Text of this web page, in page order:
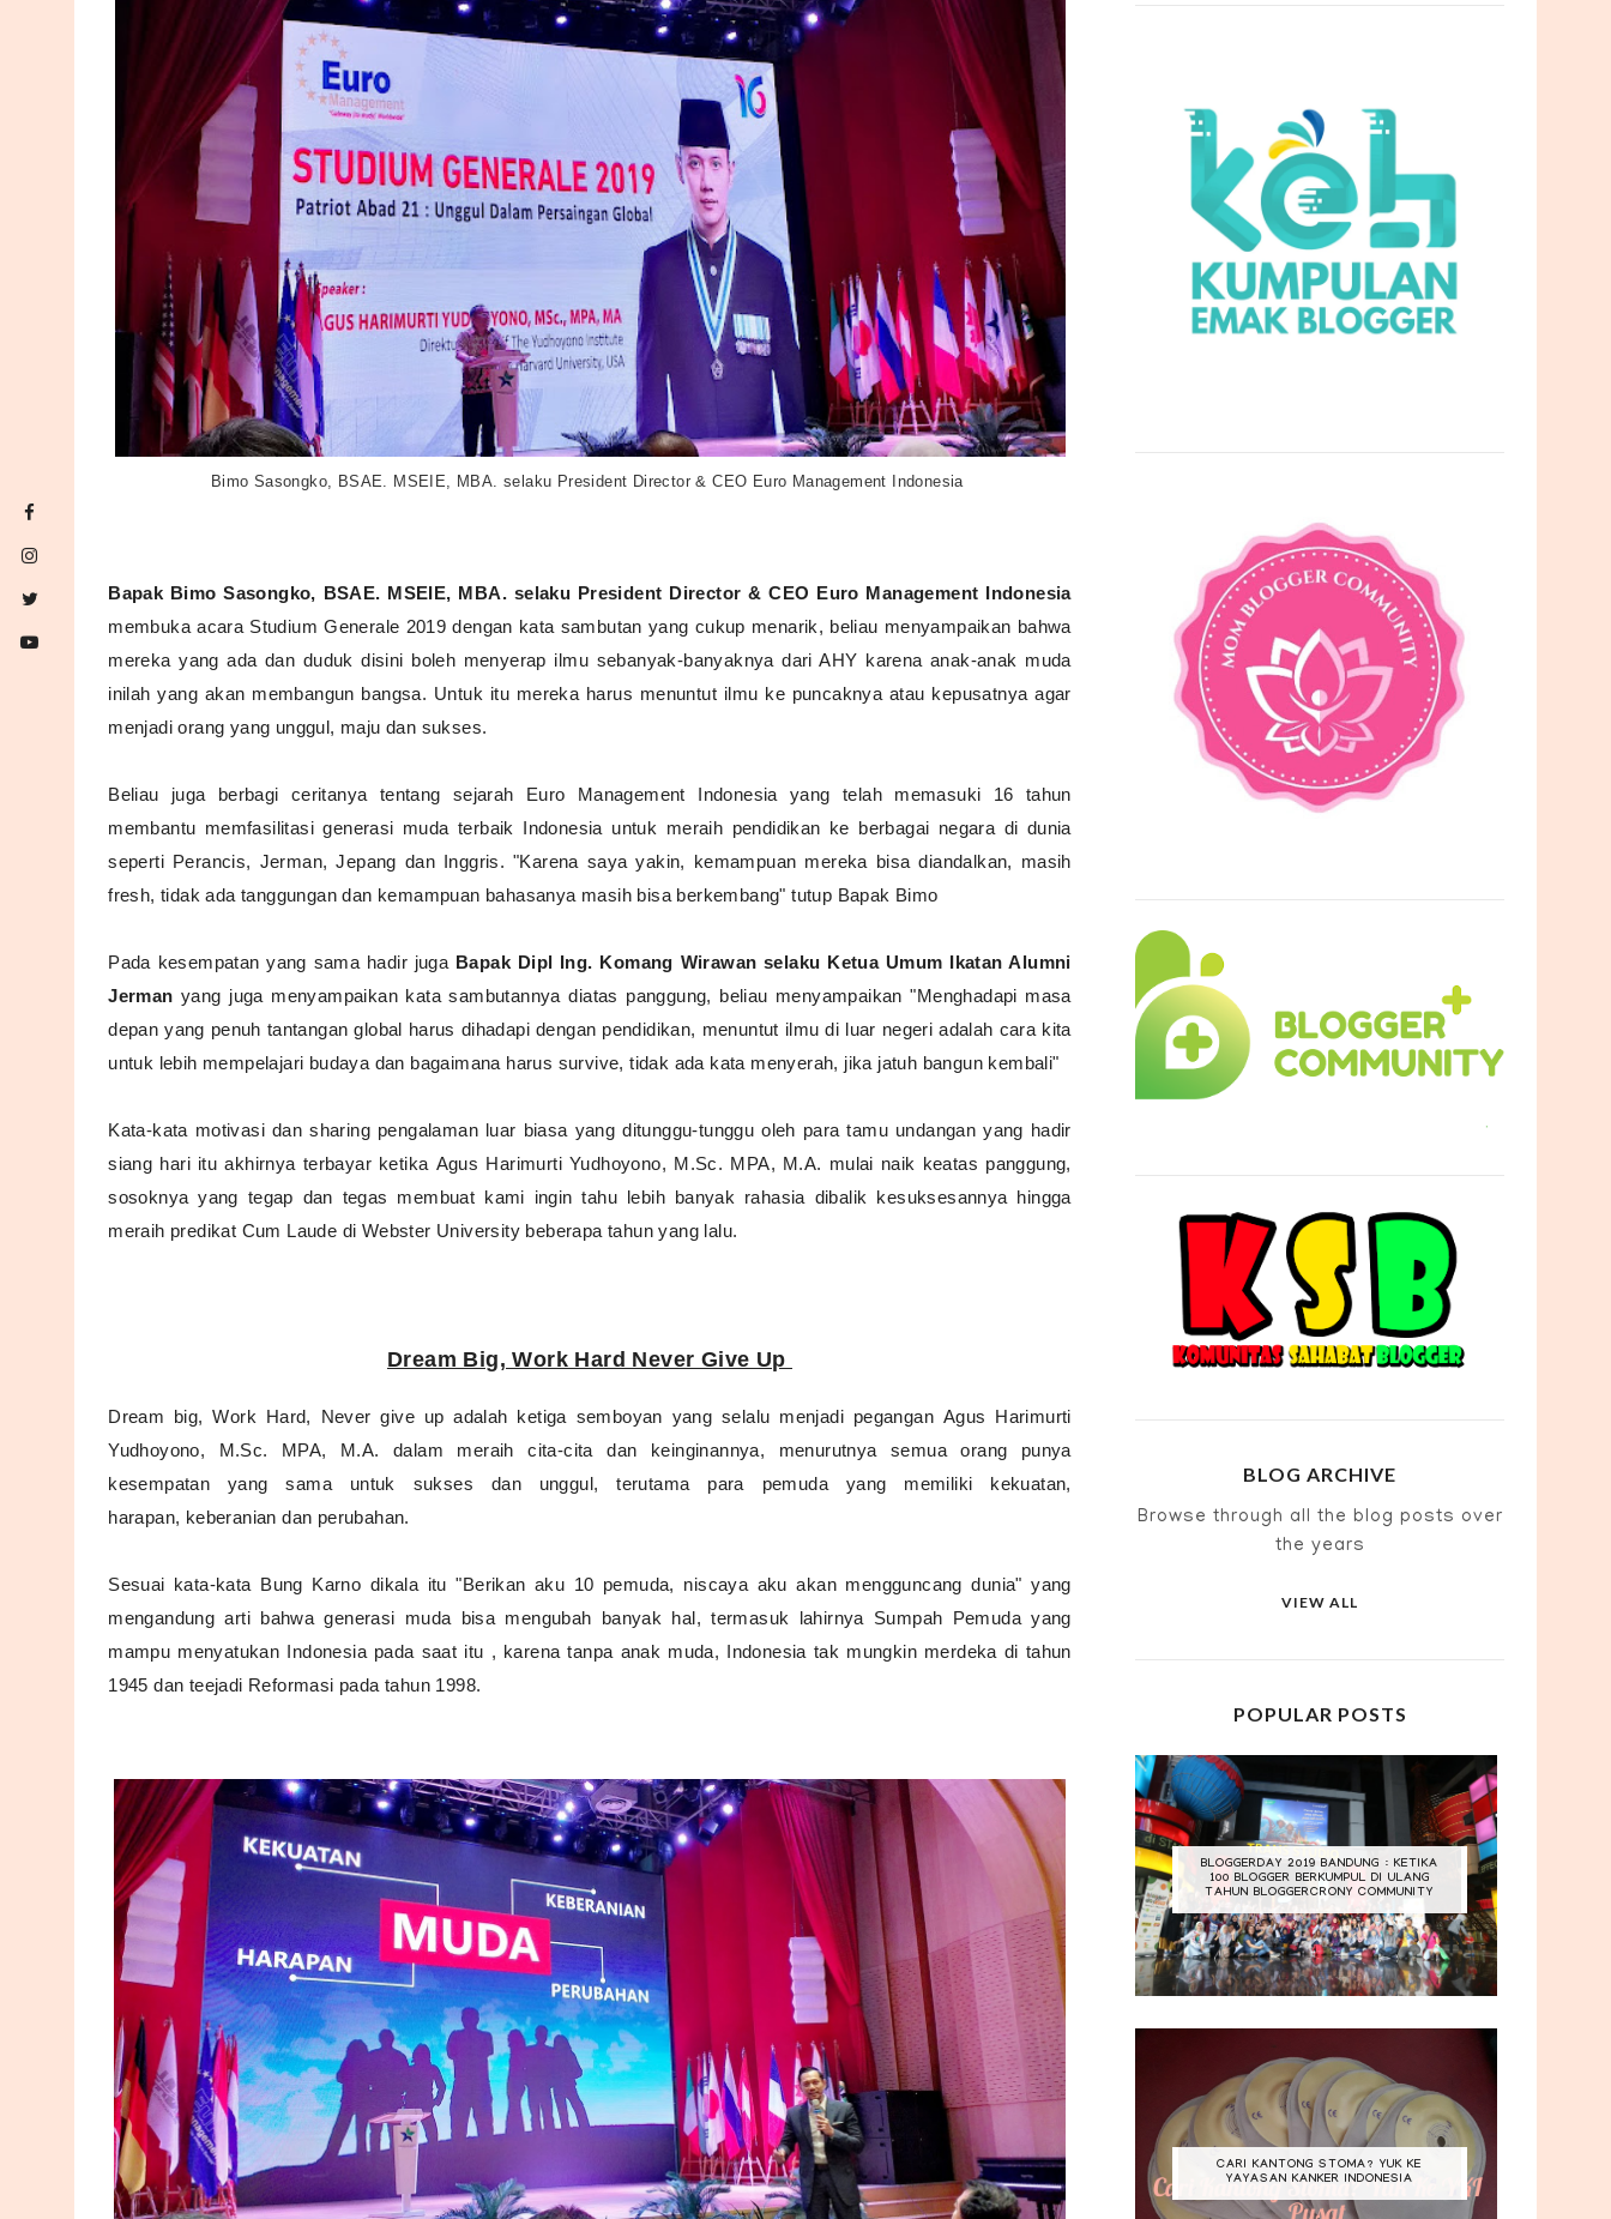
Bimo Sasongko, BSAE. MSEIE, MBA. selaku President Director & CEO Euro Management Indonesia
Bapak Bimo Sasongko, BSAE. MSEIE, MBA. selaku President Director & CEO Euro Management Indonesia
membuka acara Studium Generale 2019 dengan kata sambutan yang cukup menarik, beliau menyampaikan bahwa
mereka yang ada dan duduk disini boleh menyerap ilmu sebanyak-banyaknya dari AHY karena anak-anak muda
inilah yang akan membangun bangsa. Untuk itu mereka harus menuntut ilmu ke puncaknya atau kepusatnya agar
menjadi orang yang unggul, maju dan sukses.
Beliau juga berbagi ceritanya tentang sejarah Euro Management Indonesia yang telah memasuki 16 tahun
membantu memfasilitasi generasi muda terbaik Indonesia untuk meraih pendidikan ke berbagai negara di dunia
seperti Perancis, Jerman, Jepang dan Inggris. "Karena saya yakin, kemampuan mereka bisa diandalkan, masih
fresh, tidak ada tanggungan dan kemampuan bahasanya masih bisa berkembang" tutup Bapak Bimo
Pada kesempatan yang sama hadir juga Bapak Dipl Ing. Komang Wirawan selaku Ketua Umum Ikatan Alumni
Jermanyang juga menyampaikan kata sambutannya diatas panggung, beliau menyampaikan "Menghadapi masa
depan yang penuh tantangan global harus dihadapi dengan pendidikan, menuntut ilmu di luar negeri adalah cara kita
untuk lebih mempelajari budaya dan bagaimana harus survive, tidak ada kata menyerah, jika jatuh bangun kembali"
Kata-kata motivasi dan sharing pengalaman luar biasa yang ditunggu-tunggu oleh para tamu undangan yang hadir
siang hari itu akhirnya terbayar ketika Agus Harimurti Yudhoyono, M.Sc. MPA, M.A. mulai naik keatas panggung,
sosoknya yang tegap dan tegas membuat kami ingin tahu lebih banyak rahasia dibalik kesuksesannya hingga
meraih predikat Cum Laude di Webster University beberapa tahun yang lalu.
Dream Big, Work Hard Never Give Up
Dream big, Work Hard, Never give up adalah ketiga semboyan yang selalu menjadi pegangan Agus Harimurti
Yudhoyono, M.Sc. MPA, M.A. dalam meraih cita-cita dan keinginannya, menurutnya semua orang punya
kesempatan yang sama untuk sukses dan unggul, terutama para pemuda yang memiliki kekuatan,
harapan, keberanian dan perubahan.
Sesuai kata-kata Bung Karno dikala itu "Berikan aku 10 pemuda, niscaya aku akan mengguncang dunia" yang
mengandung arti bahwagenerasi muda bisa mengubah banyak hal, termasuk lahirnya Sumpah Pemuda yang
mampu menyatukan Indonesia pada saat itu , karena tanpa anak muda, Indonesia tak mungkin merdeka di tahun
1945 dan teejadi Reformasi pada tahun 1998.
BLOG ARCHIVE
Browse through all the blog posts over
the years
VIEW ALL
POPULAR POSTS
BLOGGERDAY 2019 BANDUNG : KETIKA
100 BLOGGER BERKUMPUL DI ULANG
TAHUN BLOGGERCRONY COMMUNITY
CARI KANTONG STOMA? YUK KE
YAYASAN KANKER INDONESIA